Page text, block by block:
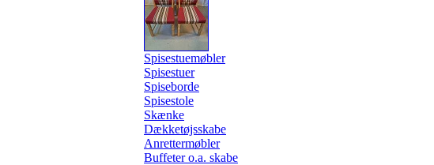
Spisestuemøbler
Spisestuer
Spiseborde
Spisestole
Skænke
Dækketøjsskabe
Anrettermøbler
Buffeter o.a. skabe